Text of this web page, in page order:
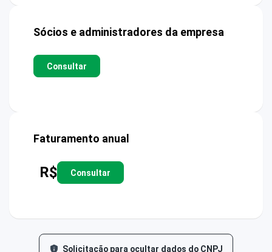
Sócios e administradores da empresa
Consultar
Faturamento anual
R$ Consultar
Solicitação para ocultar dados do CNPJ